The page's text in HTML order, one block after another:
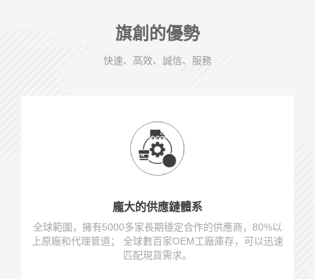
旗創的優勢
快速、高效、誠信、服務
龐大的供應鏈體系
全球範圍，擁有5000多家長期穩定合作的供應商，80%以
上原廠和代理管道； 全球數百家OEM工廠庫存，可以迅速
匹配現貨需求。